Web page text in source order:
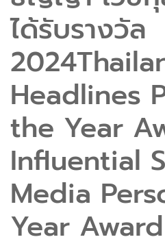
ได้รับรางวัล
Headlines
the Year
Influential
Media
Year Award